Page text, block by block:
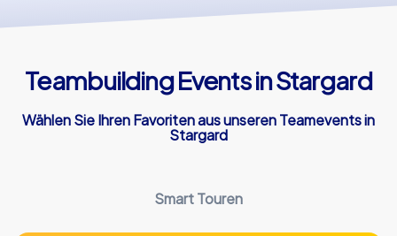
Teambuilding Events in Stargard
Wählen Sie Ihren Favoriten aus unseren Teamevents in
Stargard
Smart Touren